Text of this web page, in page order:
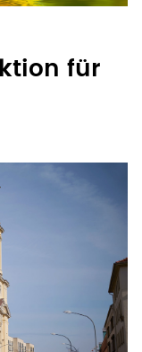
für